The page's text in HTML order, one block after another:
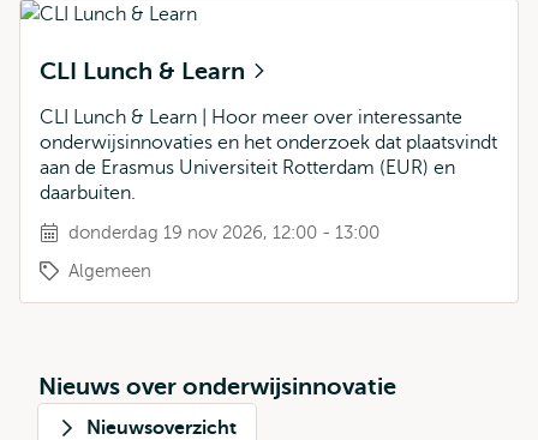
CLI Lunch & Learn
CLI Lunch & Learn | Hoor meer over interessante
onderwijsinnovaties en het onderzoek dat plaatsvindt
aan de Erasmus Universiteit Rotterdam (EUR) en
daarbuiten.
donderdag 19 nov 2026, 12:00 - 13:00
Algemeen
Nieuws over onderwijsinnovatie
Nieuwsoverzicht